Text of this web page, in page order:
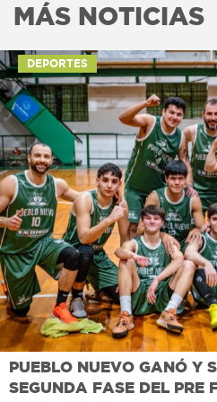
MÁS NOTICIAS
DEPORTES
PUEBLO NUEVO GANÓ Y
SEGUNDA FASE DEL PRE